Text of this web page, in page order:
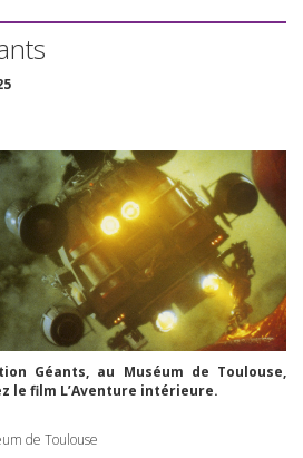
Géants, au Muséum de Toulouse,
le film L’Aventure intérieure.
de Toulouse